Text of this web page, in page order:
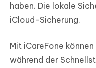
haben. Die lokale
iCloud-Sicherung.
Mit iCareFone
während der